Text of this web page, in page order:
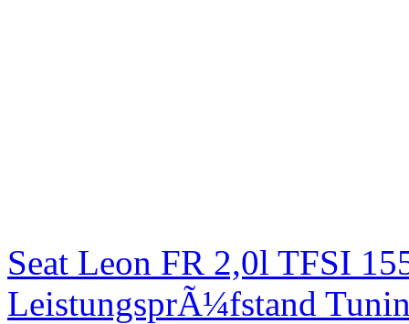
Seat Leon FR 2,0l TFSI
LeistungsprÃ¼fstand